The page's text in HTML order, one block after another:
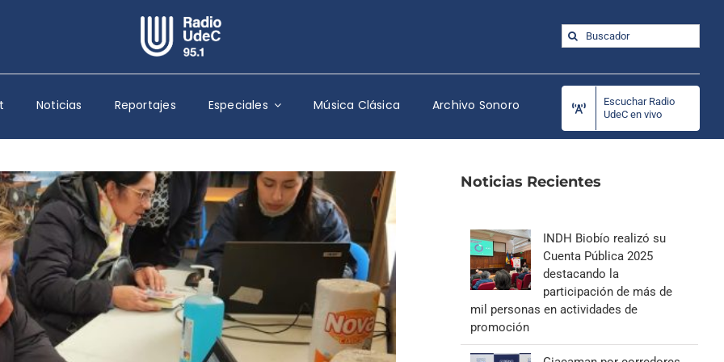
Escuchar Radio UdeC en vivo
Quiénes Somos
Programación
Podcast
Noticias
Reportajes
Columnas
Música Clásica
Especiales
Buscar:
Noticias Reportajes Especiales Música Clásica Archivo Sonoro
Escuchar Radio
UdeC en vivo
Noticias Recientes
INDH Biobío realizó su
Cuenta Pública 2025
destacando la
participación de más de
mil personas en actividades de
promoción